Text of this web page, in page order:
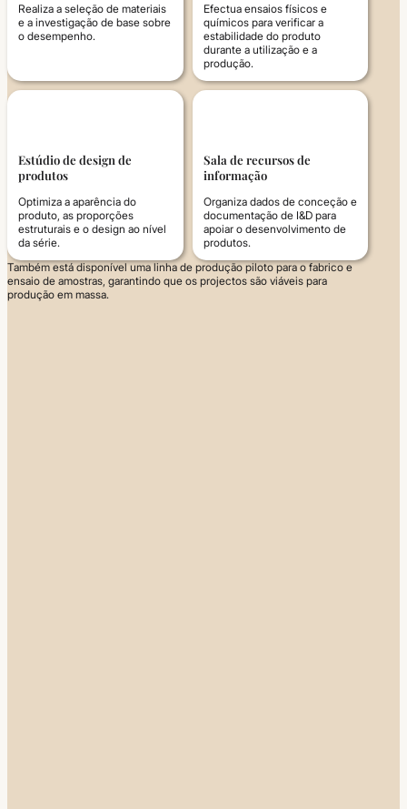
Realiza a seleção de materiais
e a investigação de base sobre
o desempenho.
Efectua ensaios físicos e
químicos para verificar a
estabilidade do produto
durante a utilização e a
produção.
Estúdio de design de
produtos
Optimiza a aparência do
produto, as proporções
estruturais e o design ao nível
da série.
Sala de recursos de
informação
Organiza dados de conceção e
documentação de I&D para
apoiar o desenvolvimento de
produtos.
Também está disponível uma linha de produção piloto para o fabrico e
ensaio de amostras, garantindo que os projectos são viáveis para
produção em massa.